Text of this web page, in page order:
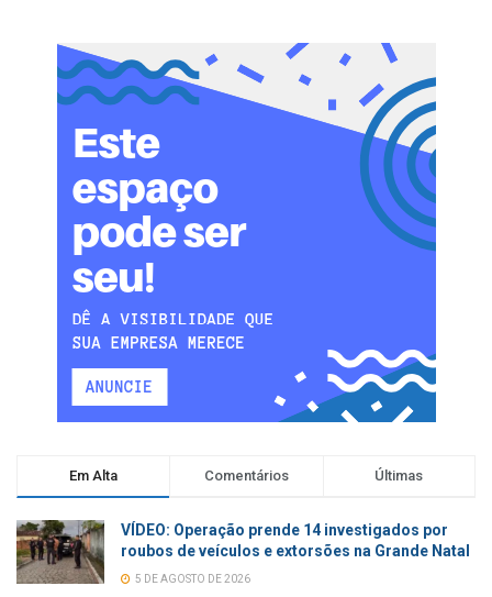
Em Alta Comentários Últimas
VÍDEO: Operação prende 14 investigados por
roubos de veículos e extorsões na Grande Natal
5 DE AGOSTO DE 2026